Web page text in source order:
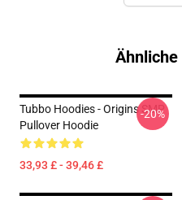
Tubbo Hoodies - Origins SMP
Pullover Hoodie
33,93 £ - 39,46 £
-20%